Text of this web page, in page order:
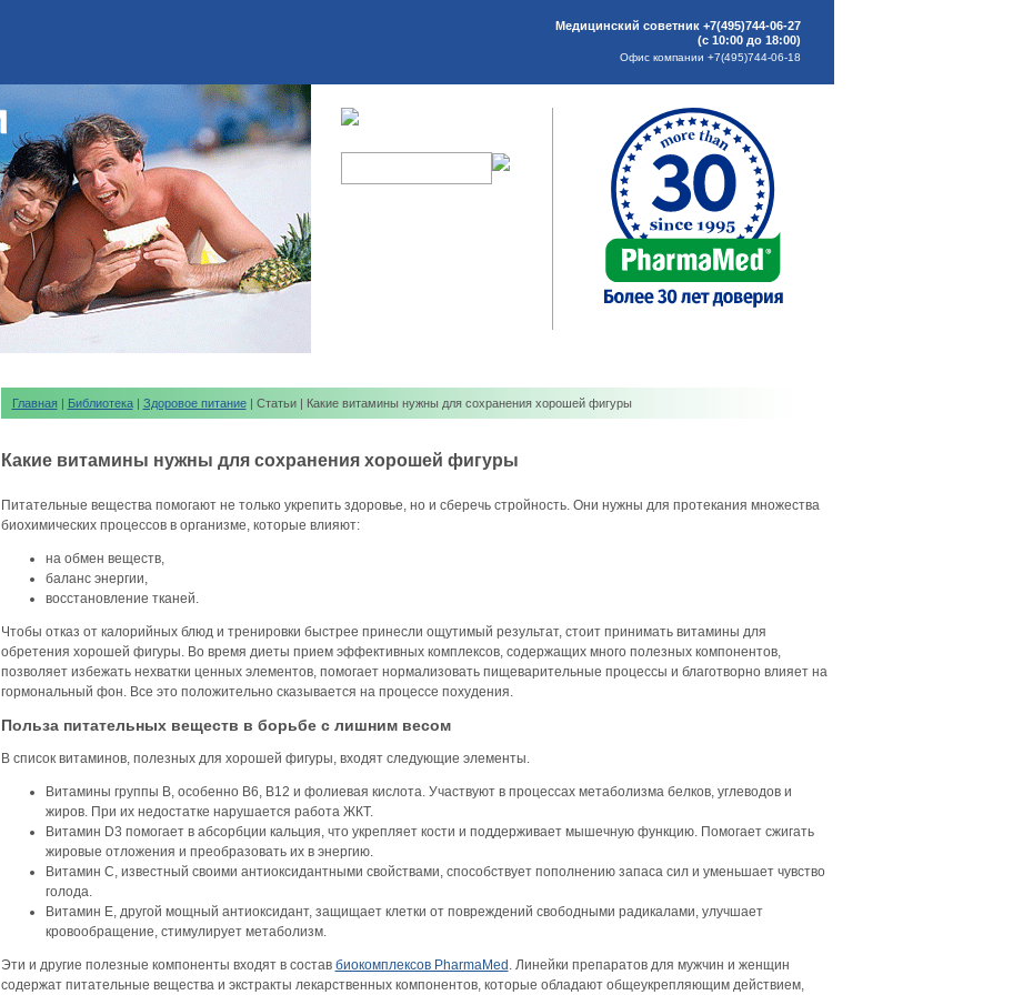
Медицинский советник +7(495)744-06-27
(с 10:00 до 18:00)
Офис компании +7(495)744-06-18
Главная | Библиотека| Здоровое питание| Статьи | Какие витамины нужны для сохранения хорошей фигуры
Какие витамины нужны для сохранения хорошей фигуры
Питательные вещества помогают не только укрепить здоровье, но и сберечь стройность. Они нужны для протекания множества
биохимических процессов в организме, которые влияют:
на обмен веществ,
баланс энергии,
восстановление тканей.
Чтобы отказ от калорийных блюд и тренировки быстрее принесли ощутимый результат, стоит принимать витамины для
обретения хорошей фигуры. Во время диеты прием эффективных комплексов, содержащих много полезных компонентов,
позволяет избежать нехватки ценных элементов, помогает нормализовать пищеварительные процессы и благотворно влияет на
гормональный фон. Все это положительно сказывается на процессе похудения.
Польза питательных веществ в борьбе с лишним весом
В список витаминов, полезных для хорошей фигуры, входят следующие элементы.
Витамины группы В, особенно В6, В12 и фолиевая кислота. Участвуют в процессах метаболизма белков, углеводов и
жиров. При их недостатке нарушается работа ЖКТ.
Витамин D3 помогает в абсорбции кальция, что укрепляет кости и поддерживает мышечную функцию. Помогает сжигать
жировые отложения и преобразовать их в энергию.
Витамин С, известный своими антиоксидантными свойствами, способствует пополнению запаса сил и уменьшает чувство
голода.
Витамин Е, другой мощный антиоксидант, защищает клетки от повреждений свободными радикалами, улучшает
кровообращение, стимулирует метаболизм.
Эти и другие полезные компоненты входят в состав биокомплексов PharmaMed . Линейки препаратов для мужчин и женщин
содержат питательные вещества и экстракты лекарственных компонентов, которые обладают общеукрепляющим действием,